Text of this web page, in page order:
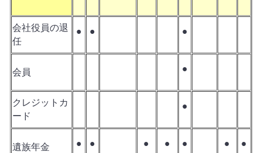
会社役員の退
任
● ● ●
会員 ●
クレジットカ
ード
●
遺族年金 ● ● ● ● ● ● ●